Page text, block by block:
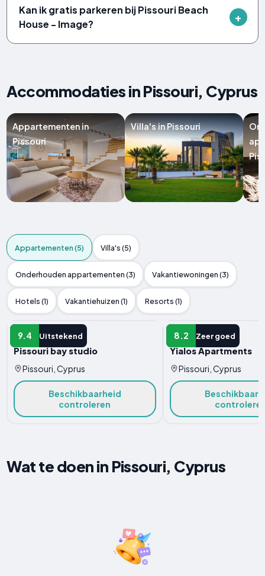
Kan ik gratis parkeren bij Pissouri Beach
House - Image?
Accommodaties in Pissouri, Cyprus
Appartementen in
Pissouri
Villa's in Pissouri
Appartementen (5) Villa's (5)
Onderhouden appartementen (3) Vakantiewoningen (3)
Hotels (1) Vakantiehuizen (1) Resorts (1)
9.4 Uitstekend
APPARTEMENT
Pissouri bay studio
Pissouri, Cyprus
Beschikbaarheid
controleren
8.2 Zeer goed
APPARTEMENT
Yialos Apartments
Pissouri, Cyprus
Wat te doen in Pissouri, Cyprus